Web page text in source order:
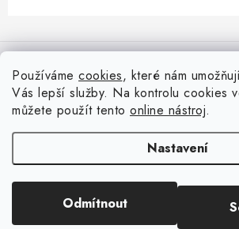
Používáme cookies, které nám
Vás lepší služby. Na kontrolu cookies
můžete použít tento online nástroj.
Nastavení
Odmítnout
á
Doprava
Oblíbené ♥️
Hodnocení obchodu
Nepřehlédněte
Blog s nápady a návody
Slovník pojmů, české návody
Reklamace a vrácení zboží
Vytvořil Shoptet
. Všechna práva